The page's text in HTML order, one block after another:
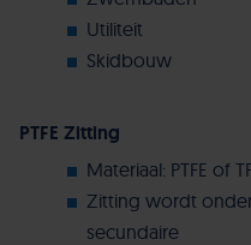
Utiliteit
Skidbouw
PTFE Zitting
Materiaal: PTFE of
Zitting wordt
secundaire